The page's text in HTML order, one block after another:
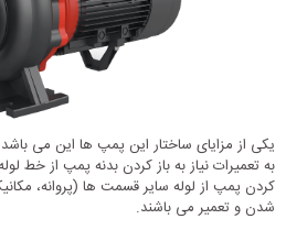
یکی از مزایای ساختار این پمپ ها این می
به تعمیرات نیاز به باز کردن بدنه پمپ از خط
کردن پمپ از لوله سایر قسمت ها (پروانه،
شدن و تعمیر می باشند.